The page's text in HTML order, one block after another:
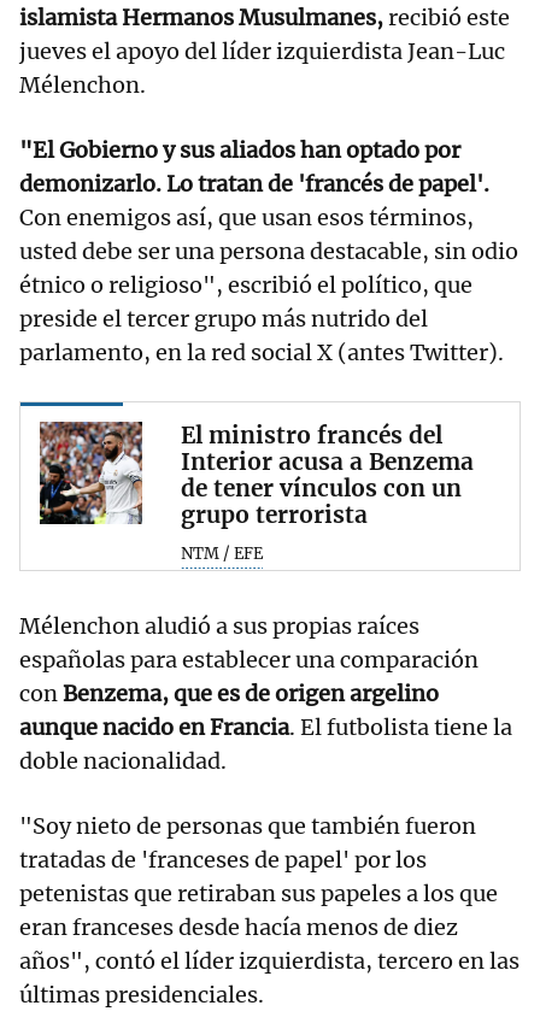
islamista Hermanos Musulmanes,recibió este
jueves el apoyo del líder izquierdista Jean-Luc
Mélenchon.
"El Gobierno y sus aliados han optado por
demonizarlo. Lo tratan de 'francés de papel'.
Con enemigos así, que usan esos términos,
usted debe ser una persona destacable, sin odio
étnico o religioso", escribió el político, que
preside el tercer grupo más nutrido del
parlamento, en la red social X (antes Twitter).
El ministro francés del
Interior acusa a Benzema
de tener vínculos con un
grupo terrorista
NTM / EFE
Mélenchon aludió a sus propias raíces
españolas para establecer una comparación
conBenzema, que es de origen argelino
aunque nacido en Francia. El futbolista tiene la
doble nacionalidad.
"Soy nieto de personas que también fueron
tratadas de 'franceses de papel' por los
petenistas que retiraban sus papeles a los que
eran franceses desde hacía menos de diez
años", contó el líder izquierdista, tercero en las
últimas presidenciales.